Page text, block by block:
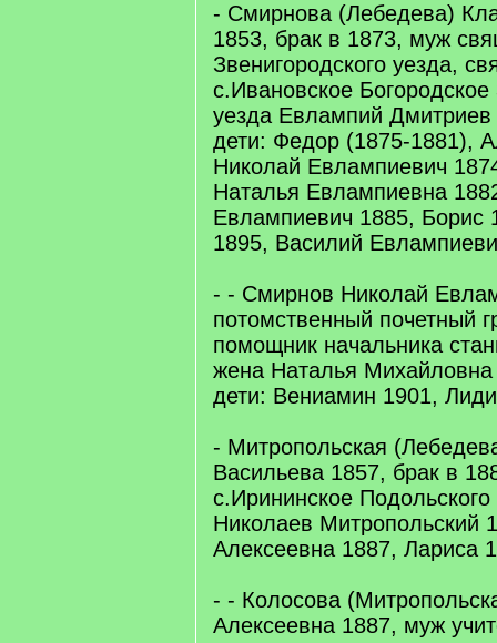
- Смирнова (Лебедева)
1853, брак в 1873, муж
Звенигородского уезда,
с.Ивановское Богородское
уезда Евлампий
дети: Федор (1875-1881),
Николай Евлампиевич
Наталья Евлампиевна
Евлампиевич 1885, Борис
1895, Василий
- - Смирнов Николай
потомственный почетный
помощник начальника
жена Наталья
дети: Вениамин 1901,
- Митропольская
Васильева 1857, брак в
с.Ирининское
Николаев Митропольский
Алексеевна 1887, Лариса
- - Колосова
Алексеевна 1887, муж